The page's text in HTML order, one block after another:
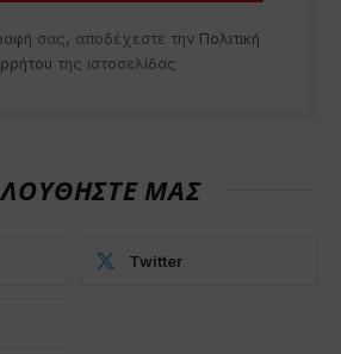
σας, αποδέχεστε την Πολιτική
της ιστοσελίδας
ΜΑΣ
Twitter